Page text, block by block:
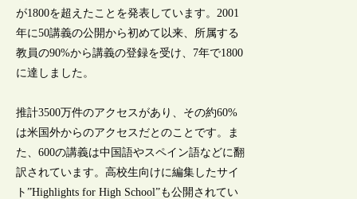
が1800を超えたことを発表しています。2001
年に50講義の公開から初めて以来、所属する
教員の90%から講義の登録を受け、7年で1800
に達しました。
推計3500万件のアクセスがあり、その約60%
は米国外からのアクセスだとのことです。ま
た、600の講義は中国語やスペイン語などに翻
訳されています。高校生向けに編集したサイ
ト”Highlights for High School”も公開されてい